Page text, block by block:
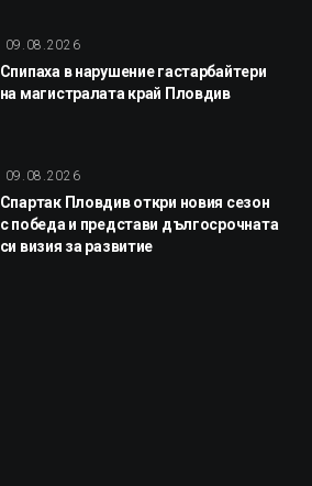
09.08.2026
Спипаха в нарушение гастарбайтери
на магистралата край Пловдив
09.08.2026
Спартак Пловдив откри новия сезон
с победа и представи дългосрочната
си визия за развитие